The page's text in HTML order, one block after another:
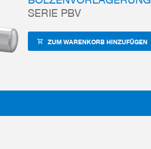
SERIE PBV
ZUM WARENKORB HINZUFÜGEN